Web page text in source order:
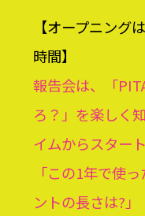
【オープニング
時間】
報告会は、「
ろ？」を楽しく
イムからスター
「この1年で使
ントの長さは?